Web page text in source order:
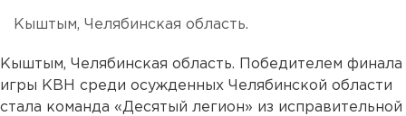
Кыштым, Челябинская область.
Кыштым, Челябинская область. Победителем финала
игры КВН среди осужденных Челябинской области
стала команда «Десятый легион» из исправительной